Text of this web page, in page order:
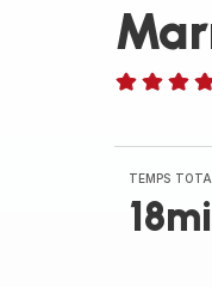
TEMPS